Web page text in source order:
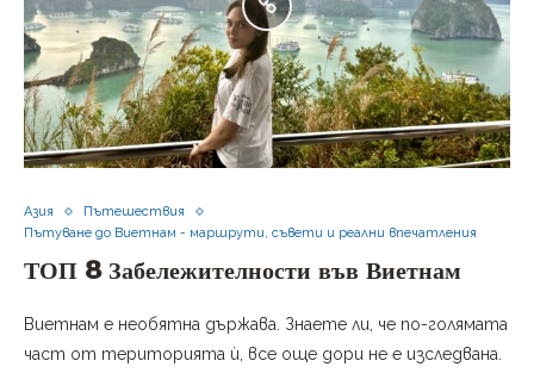
Азия
Пътешествия
Пътуване до Виетнам - маршрути, съвети и реални впечатления
ТОП 8 Забележителности във Виетнам
Виетнам е необятна държава. Знаете ли, че по-голямата
част от територията ѝ, все още дори не е изследвана.